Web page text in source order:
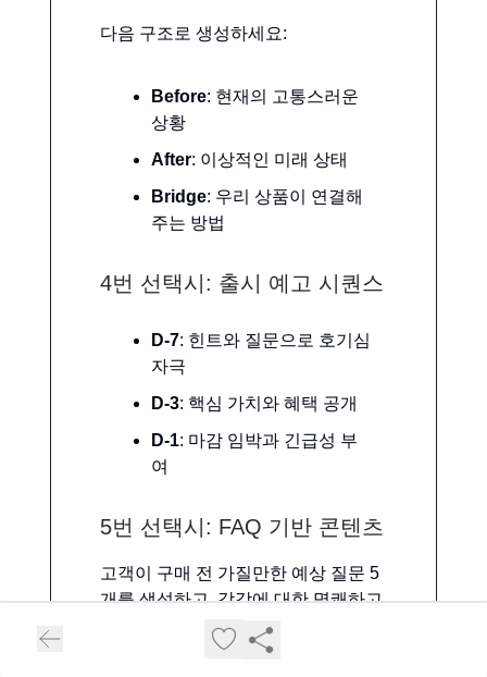
다음 구조로 생성하세요:
Before: 현재의 고통스러운
상황
After: 이상적인 미래 상태
Bridge: 우리 상품이 연결해
주는 방법
4번 선택시: 출시 예고 시퀀스
D-7: 힌트와 질문으로 호기심
자극
D-3: 핵심 가치와 혜택 공개
D-1: 마감 임박과 긴급성 부
여
5번 선택시: FAQ 기반 콘텐츠
고객이 구매 전 가질만한 예상 질문 5
개를 생성하고, 각각에 대한 명쾌하고
신뢰감 있는 답변을 작성하세요.